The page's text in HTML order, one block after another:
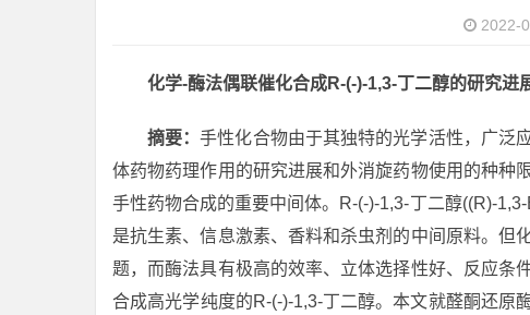
2022-
化学-酶法偶联催化合成R-(-)-1,3-丁二醇的研究进
摘要：手性化合物由于其独特的光学活性，广泛
体药物药理作用的研究进展和外消旋药物使用的种种
手性药物合成的重要中间体。R-(-)-1,3-丁二醇((R)-
是抗生素、信息激素、香料和杀虫剂的中间原料。但
题，而酶法具有极高的效率、立体选择性好、反应条
合成高光学纯度的R-(-)-1,3-丁二醇。本文就醛酮还原